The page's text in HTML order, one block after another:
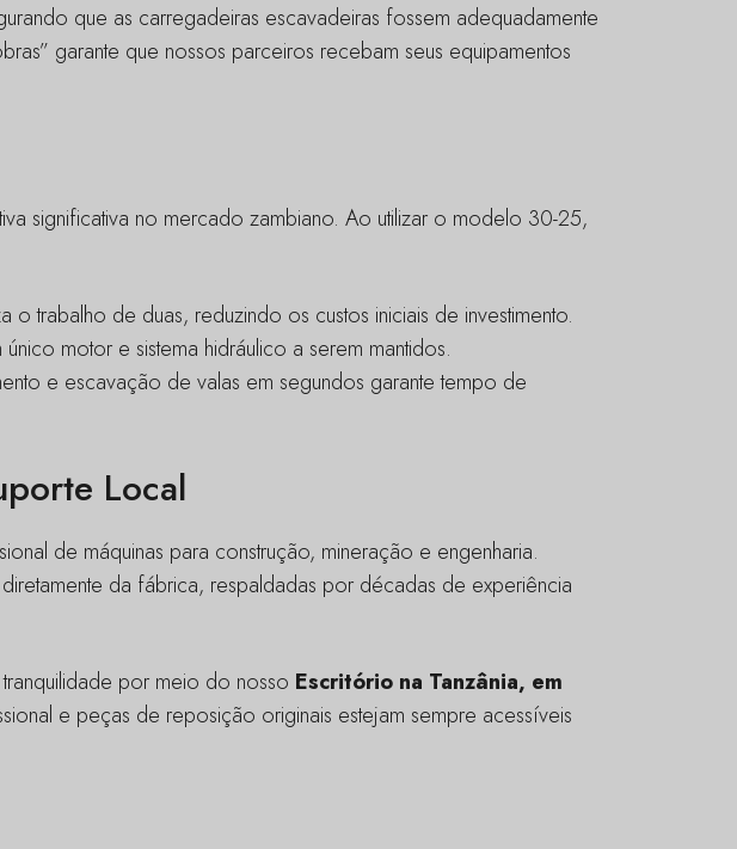
que as carregadeiras escavadeiras fossem adequadamente
garante que nossos parceiros recebam seus equipamentos
significativa no mercado zambiano. Ao utilizar o modelo 30-25,
o trabalho de duas, reduzindo os custos iniciais de investimento.
motor e sistema hidráulico a serem mantidos.
e escavação de valas em segundos garante tempo de
Local
de máquinas para construção, mineração e engenharia.
da fábrica, respaldadas por décadas de experiência
por meio do nosso Escritório na Tanzânia, em
e peças de reposição originais estejam sempre acessíveis